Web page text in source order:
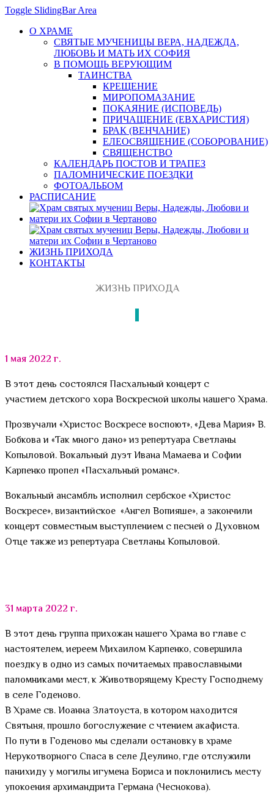
Toggle SlidingBar Area
О ХРАМЕ
СВЯТЫЕ МУЧЕНИЦЫ ВЕРА, НАДЕЖДА,
ЛЮБОВЬ И МАТЬ ИХ СОФИЯ
В ПОМОЩЬ ВЕРУЮЩИМ
ТАИНСТВА
КРЕЩЕНИЕ
МИРОПОМАЗАНИЕ
ПОКАЯНИЕ (ИСПОВЕДЬ)
ПРИЧАЩЕНИЕ (ЕВХАРИСТИЯ)
БРАК (ВЕНЧАНИЕ)
ЕЛЕОСВЯЩЕНИЕ (СОБОРОВАНИЕ)
СВЯЩЕНСТВО
КАЛЕНДАРЬ ПОСТОВ И ТРАПЕЗ
ПАЛОМНИЧЕСКИЕ ПОЕЗДКИ
ФОТОАЛЬБОМ
РАСПИСАНИЕ
ЖИЗНЬ ПРИХОДА
КОНТАКТЫ
ЖИЗНЬ ПРИХОДА
1 мая 2022 г.
В этот день состоялся Пасхальный концерт с
участием детского хора Воскресной школы нашего Храма.
Прозвучали «Христос Воскресе воспоют», «Дева Мария» В.
Бобкова и «Так много дано» из репертуара Светланы
Копыловой. Вокальный дуэт Ивана Мамаева и Софии
Карпенко пропел «Пасхальный романс».
Вокальный ансамбль исполнил сербское «Христос
Воскресе», византийское «Ангел Вопияше», а закончили
концерт совместным выступлением с песней о Духовном
Отце также из репертуара Светланы Копыловой.
31 марта 2022 г.
В этот день группа прихожан нашего Храма во главе с
настоятелем, иереем Михаилом Карпенко, совершила
поездку в одно из самых почитаемых православными
паломниками мест, к Животворящему Кресту Господнему
в селе Годеново.
В Храме св. Иоанна Златоуста, в котором находится
Святыня, прошло богослужение с чтением акафиста.
По пути в Годеново мы сделали остановку в храме
Нерукотворного Спаса в селе Деулино, где отслужили
панихиду у могилы игумена Бориса и поклонились месту
упокоения архимандрита Германа (Чеснокова).